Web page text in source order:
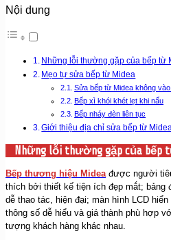
Nội dung
Những lỗi thường gặp của bếp từ
Mẹo tự sửa bếp từ Midea
Sửa bếp từ Midea không
Bếp xì khói khét lẹt khi nấu
Bếp nháy đèn liên tục
Giới thiệu địa chỉ sửa bếp từ
Những lỗi thường gặp của bếp
Bếp thương hiệu Mideađược người
thích bởi thiết kế tiện ích đẹp mắt; bảng
dễ thao tác, hiện đại; màn hình LCD hiển
thông số dễ hiểu và giá thành phù hợp
tượng khách hàng khác nhau.